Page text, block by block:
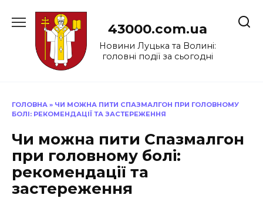
до
43000.com.ua
Новини Луцька та Волині:
головні події за сьогодні
ГОЛОВНА » ЧИ МОЖНА ПИТИ СПАЗМАЛГОН ПРИ ГОЛОВНОМУ
БОЛІ: РЕКОМЕНДАЦІЇ ТА ЗАСТЕРЕЖЕННЯ
Чи можна пити Спазмалгон
при головному болі:
рекомендації та
застереження